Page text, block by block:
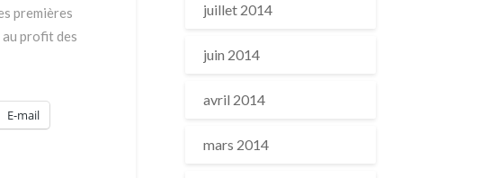
premières
profit des
E-mail
juillet 2014
juin 2014
avril 2014
mars 2014